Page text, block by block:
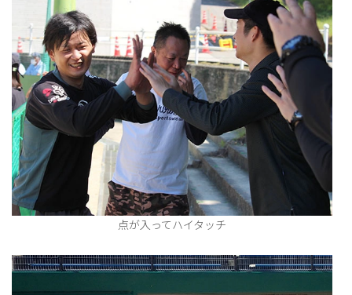
点が入ってハイタッチ